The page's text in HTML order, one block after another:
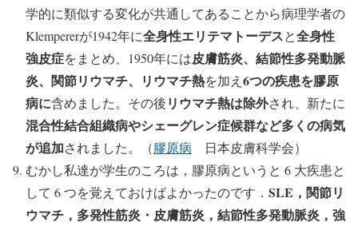
学的に類似する変化が共通してあることから病理学者の
Klempererが1942年に全身性エリテマトーデスと全身性
強皮症をまとめ、1950年には皮膚筋炎、結節性多発動脈
炎、関節リウマチ、リウマチ熱を加え 6つの疾患を膠原
病に含めました。その後リウマチ熱は除外され、新たに
混合性結合組織病やシェーグレン症候群など多くの病気
が追加されました。（膠原病 日本皮膚科学会）
むかし私達が学生のころは，膠原病というと 6 大疾患と
して 6 つを覚えておけばよかったのです． SLE，関節リ
ウマチ，多発性筋炎・皮膚筋炎，結節性多発動脈炎，強